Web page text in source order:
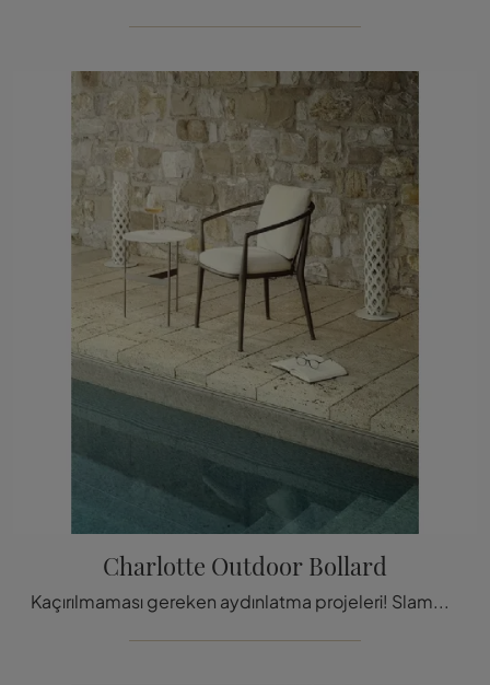
Charlotte Outdoor Bollard
Kaçırılmaması gereken aydınlatma projeleri! Slamp'ın Charlotte Outdoor Bollard dış mekan lambasını sizin için tan